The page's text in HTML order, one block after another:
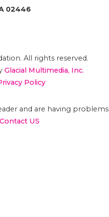
02446
All rights reserved.
Glacial Multimedia, Inc.
Policy
and are having problems
Contact US